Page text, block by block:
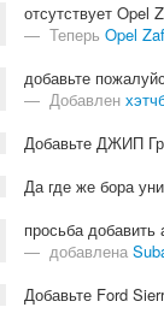
отсутствует Opel
Теперь Opel
добавьте
Добавлен
Добавьте ДЖИП
Да где же бора
просьба
добавлена
Добавьте Ford